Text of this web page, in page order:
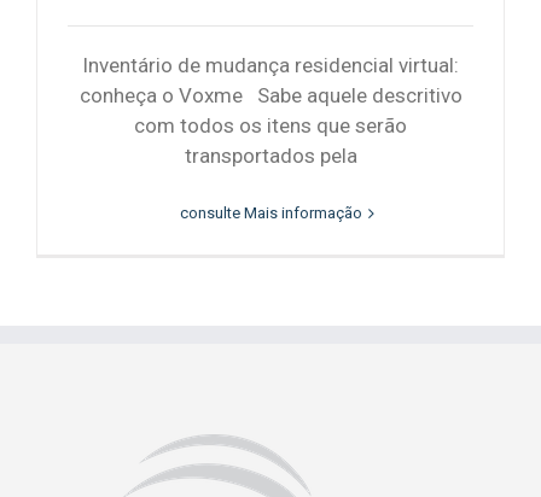
Inventário de mudança residencial virtual:
conheça o Voxme Sabe aquele descritivo
com todos os itens que serão
transportados pela
consulte Mais informação